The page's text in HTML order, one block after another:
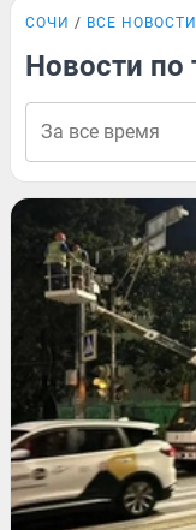
СОЧИ ВСЕ НОВОСТИ
Новости по